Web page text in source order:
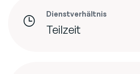
Dienstverhältnis
Teilzeit